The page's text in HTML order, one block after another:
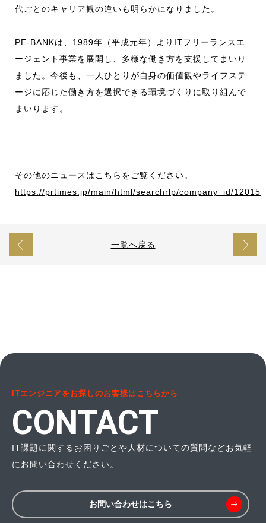
代ごとのキャリア観の違いも明らかになりました。
PE-BANKは、1989年（平成元年）よりITフリーランスエ
ージェント事業を展開し、多様な働き方を支援してまいり
ました。今後も、一人ひとりが自身の価値観やライフステ
ージに応じた働き方を選択できる環境づくりに取り組んで
まいります。
その他のニュースはこちらをご覧ください。
https://prtimes.jp/main/html/searchrlp/company_id/12015
一覧へ戻る
ITエンジニアをお探しのお客様はこちらから
CONTACT
IT課題に関するお困りごとや人材についての質問などお気軽
にお問い合わせください。
お問い合わせはこちら